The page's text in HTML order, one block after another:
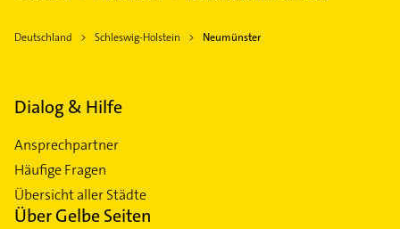
Deutschland Schleswig-Holstein Neumünster
Dialog & Hilfe
Ansprechpartner
Häufige Fragen
Übersicht aller Städte
Über Gelbe Seiten